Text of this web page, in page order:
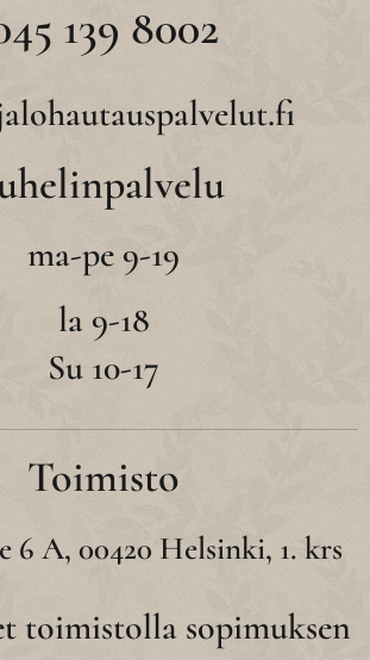
139 8002
ma-pe 9-19
la 9-18
Su 10-17
Toimisto
6 A, 00420 Helsinki, 1. krs
toimistolla sopimuksen